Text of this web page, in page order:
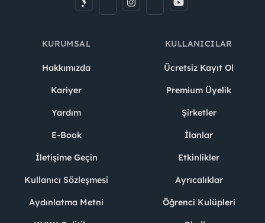
KURUMSAL
Hakkımızda
Kariyer
Yardım
E-Book
İletişime Geçin
Kullanıcı Sözleşmesi
Aydınlatma Metni
KULLANICILAR
Ücretsiz Kayıt Ol
Premium Üyelik
Şirketler
İlanlar
Etkinlikler
Ayrıcalıklar
Öğrenci Kulüpleri